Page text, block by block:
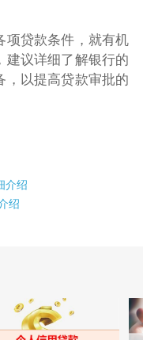
项贷款条件，就有机
建议详细了解银行的
，以提高贷款审批的
介绍
绍